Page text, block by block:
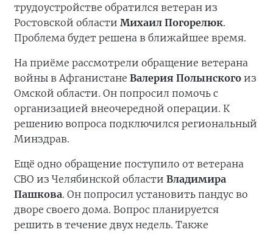
трудоустройстве обратился ветеран из
Ростовской области Михаил Погорелюк.
Проблема будет решена в ближайшее время.
На приёме рассмотрели обращение ветерана
войны в Афганистане Валерия Полынского из
Омской области. Он попросил помочь с
организацией внеочередной операции. К
решению вопроса подключился региональный
Минздрав.
Ещё одно обращение поступило от ветерана
СВО из Челябинской области Владимира
Пашкова. Он попросил установить пандус во
дворе своего дома. Вопрос планируется
решить в течение двух недель. Также